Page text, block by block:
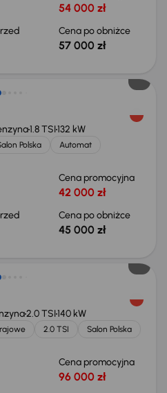
54 000 zł
Cena po obniżce
57 000 zł
1.8 TSI132 kW
Polska
Automat
Cena promocyjna
42 000 zł
Cena po obniżce
45 000 zł
2.0 TSI140 kW
2.0 TSI
Salon Polska
Cena promocyjna
96 000 zł